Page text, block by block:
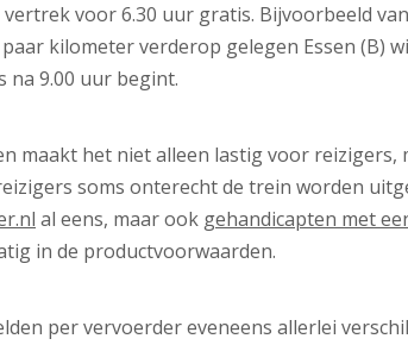
voor 6.30 uur gratis. Bijvoorbeeld
kilometer verderop gelegen Essen (B)
na 9.00 uur begint.
maakt het niet alleen lastig voor reizigers,
soms onterecht de trein worden
al eens, maar ook gehandicapten met
in de productvoorwaarden.
per vervoerder eveneens allerlei